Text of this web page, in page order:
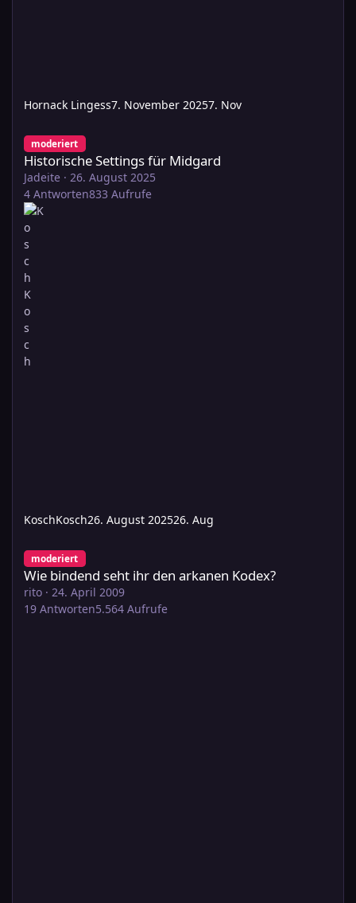
Hornack Lingess7. November 20257. Nov
Historische Settings für Midgard
moderiert
Historische Settings für Midgard
Jadeite · 26. August 2025
4 Antworten833 Aufrufe
KoschKosch26. August 202526. Aug
Wie bindend seht ihr den arkanen Kodex?
moderiert
Wie bindend seht ihr den arkanen Kodex?
rito · 24. April 2009
19 Antworten5.564 Aufrufe